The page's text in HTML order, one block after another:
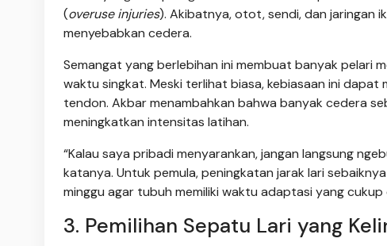
(overuse injuries). Akibatnya, otot, sendi, dan jaringan
menyebabkan cedera.
Semangat yang berlebihan ini membuat banyak pelari
waktu singkat. Meski terlihat biasa, kebiasaan ini
tendon. Akbar menambahkan bahwa banyak cedera
meningkatkan intensitas latihan.
“Kalau saya pribadi menyarankan, jangan langsung
katanya. Untuk pemula, peningkatan jarak lari
minggu agar tubuh memiliki waktu adaptasi yang
3. Pemilihan Sepatu Lari yang